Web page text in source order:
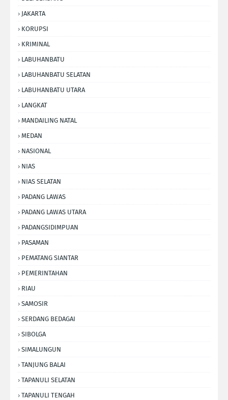
JAKARTA
KORUPSI
KRIMINAL
LABUHANBATU
LABUHANBATU SELATAN
LABUHANBATU UTARA
LANGKAT
MANDAILING NATAL
MEDAN
NASIONAL
NIAS
NIAS SELATAN
PADANG LAWAS
PADANG LAWAS UTARA
PADANGSIDIMPUAN
PASAMAN
PEMATANG SIANTAR
PEMERINTAHAN
RIAU
SAMOSIR
SERDANG BEDAGAI
SIBOLGA
SIMALUNGUN
TANJUNG BALAI
TAPANULI SELATAN
TAPANULI TENGAH